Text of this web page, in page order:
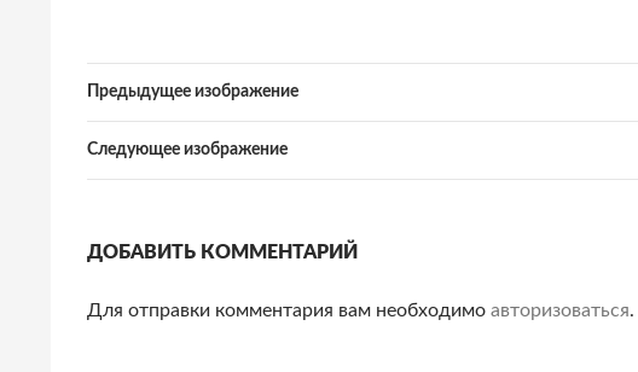
Предыдущее изображение
Следующее изображение
ДОБАВИТЬ КОММЕНТАРИЙ
Для отправки комментария вам необходимо авторизоваться.